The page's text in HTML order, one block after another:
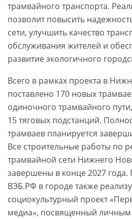
трамвайного транспорта.
позволит повысить
сети, улучшить качество
обслуживания жителей и
развитие экологичного
Всего в рамках проекта в
поставлено 170 новых
одиночного трамвайного
15 тяговых подстанций.
трамваев планируется
Все строительные работы по
трамвайной сети Нижнего
завершены в конце 2027
ВЭБ.РФ в городе также
социокультурный проект
медиа», посвященный личным